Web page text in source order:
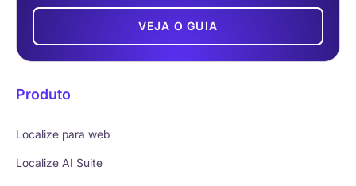
VEJA O GUIA
Produto
Localize para web
Localize AI Suite